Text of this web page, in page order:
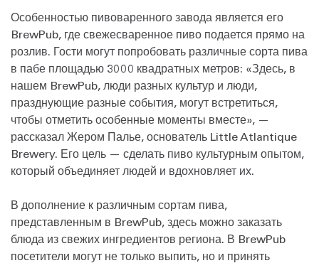
Особенностью пивоваренного завода является его
BrewPub, где свежесваренное пиво подается прямо на
розлив. Гости могут попробовать различные сорта пива
в пабе площадью 3000 квадратных метров: «Здесь, в
нашем BrewPub, люди разных культур и люди,
празднующие разные события, могут встретиться,
чтобы отметить особенные моменты вместе», —
рассказал Жером Палье, основатель Little Atlantique
Brewery. Его цель — сделать пиво культурным опытом,
который объединяет людей и вдохновляет их.
В дополнение к различным сортам пива,
представленным в BrewPub, здесь можно заказать
блюда из свежих ингредиентов региона. В BrewPub
посетители могут не только выпить, но и принять